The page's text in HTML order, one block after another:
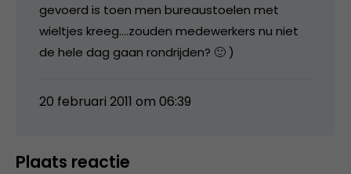
gevoerd is toen men bureaustoelen met
wieltjes kreeg….zouden medewerkers nu niet
de hele dag gaan rondrijden? 🙂 )
20 februari 2011 om 06:39
Plaats reactie